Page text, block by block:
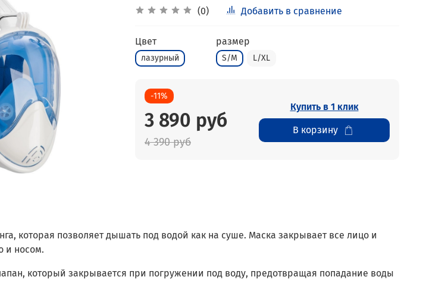
(0) Добавить в сравнение
Цвет
лазурный
размер
S/M L/XL
-11%
3 890 руб
4 390 руб
Купить в 1 клик
В корзину
которая позволяет дышать под водой как на суше. Маска закрывает все лицо и
и носом.
который закрывается при погружении под воду, предотвращая попадание воды